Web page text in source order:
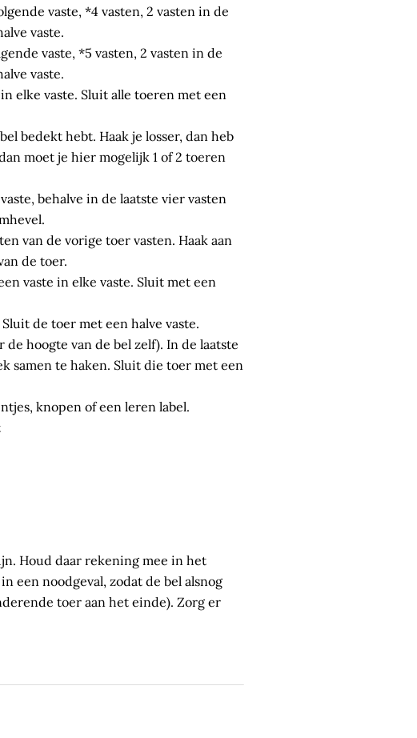
vaste, *4 vasten, 2 vasten in de
vaste.
vaste, *5 vasten, 2 vasten in de
vaste.
elke vaste. Sluit alle toeren met een
bedekt hebt. Haak je losser, dan heb
moet je hier mogelijk 1 of 2 toeren
behalve in de laatste vier vasten
van de vorige toer vasten. Haak aan
de toer.
vaste in elke vaste. Sluit met een
Sluit de toer met een halve vaste.
hoogte van de bel zelf). In de laatste
samen te haken. Sluit die toer met een
knopen of een leren label.
Houd daar rekening mee in het
een noodgeval, zodat de bel alsnog
toer aan het einde). Zorg er